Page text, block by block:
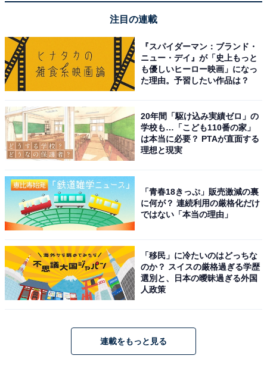
注目の連載
『スパイダーマン：ブランド・
ニュー・デイ』が「史上もっと
も優しいヒーロー映画」になっ
た理由。予習したい作品は？
20年間「駆け込み実績ゼロ」の
学校も…「こども110番の家」
は本当に必要？ PTAが直面する
理想と現実
「青春18きっぷ」販売激減の裏
に何が？ 連続利用の厳格化だけ
ではない「本当の理由」
「移民」に冷たいのはどっちな
のか？ スイスの厳格過ぎる学歴
選別と、日本の曖昧過ぎる外国
人政策
連載をもっと見る